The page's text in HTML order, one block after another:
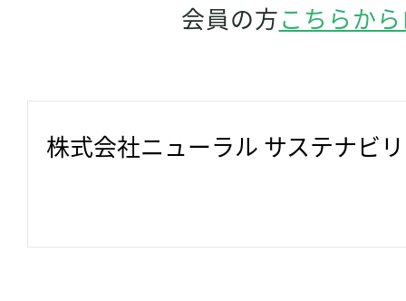
会員の方こちらか
株式会社ニューラル サステナビ